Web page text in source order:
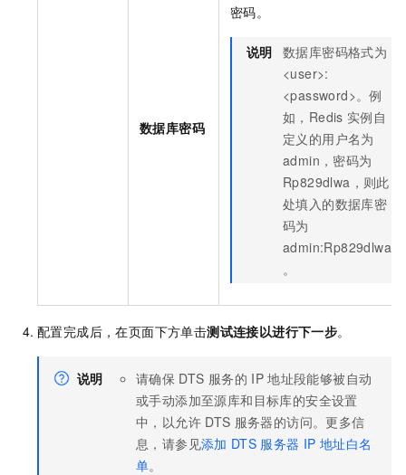
数据库密码
密码。
说明 数据库密码格式为
<user>:
<password>。例
如，Redis 实例自
定义的用户名为
admin，密码为
Rp829dlwa，则此
处填入的数据库密
码为
admin:Rp829dlwa
。
配置完成后，在页面下方单击测试连接以进行下一步。
说明 请确保 DTS 服务的 IP 地址段能够被自动
或手动添加至源库和目标库的安全设置
中，以允许 DTS 服务器的访问。更多信
息，请参见添加 DTS 服务器 IP 地址白名
单。